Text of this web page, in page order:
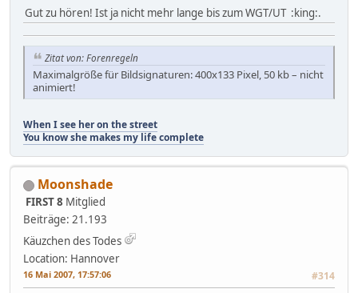
Gut zu hören! Ist ja nicht mehr lange bis zum WGT/UT :king:.
Zitat von: Forenregeln
Maximalgröße für Bildsignaturen: 400x133 Pixel, 50 kb – nicht
animiert!
When I see her on the street
You know she makes my life complete
Moonshade
FIRST 8 Mitglied
Beiträge: 21.193
Käuzchen des Todes
Location: Hannover
16 Mai 2007, 17:57:06 #314